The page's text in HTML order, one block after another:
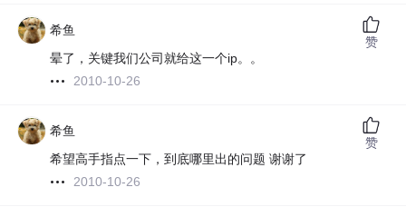
希鱼
晕了，关键我们公司就给这一个ip。。
2010-10-26
赞
希鱼
希望高手指点一下，到底哪里出的问题 谢谢了
2010-10-26
赞